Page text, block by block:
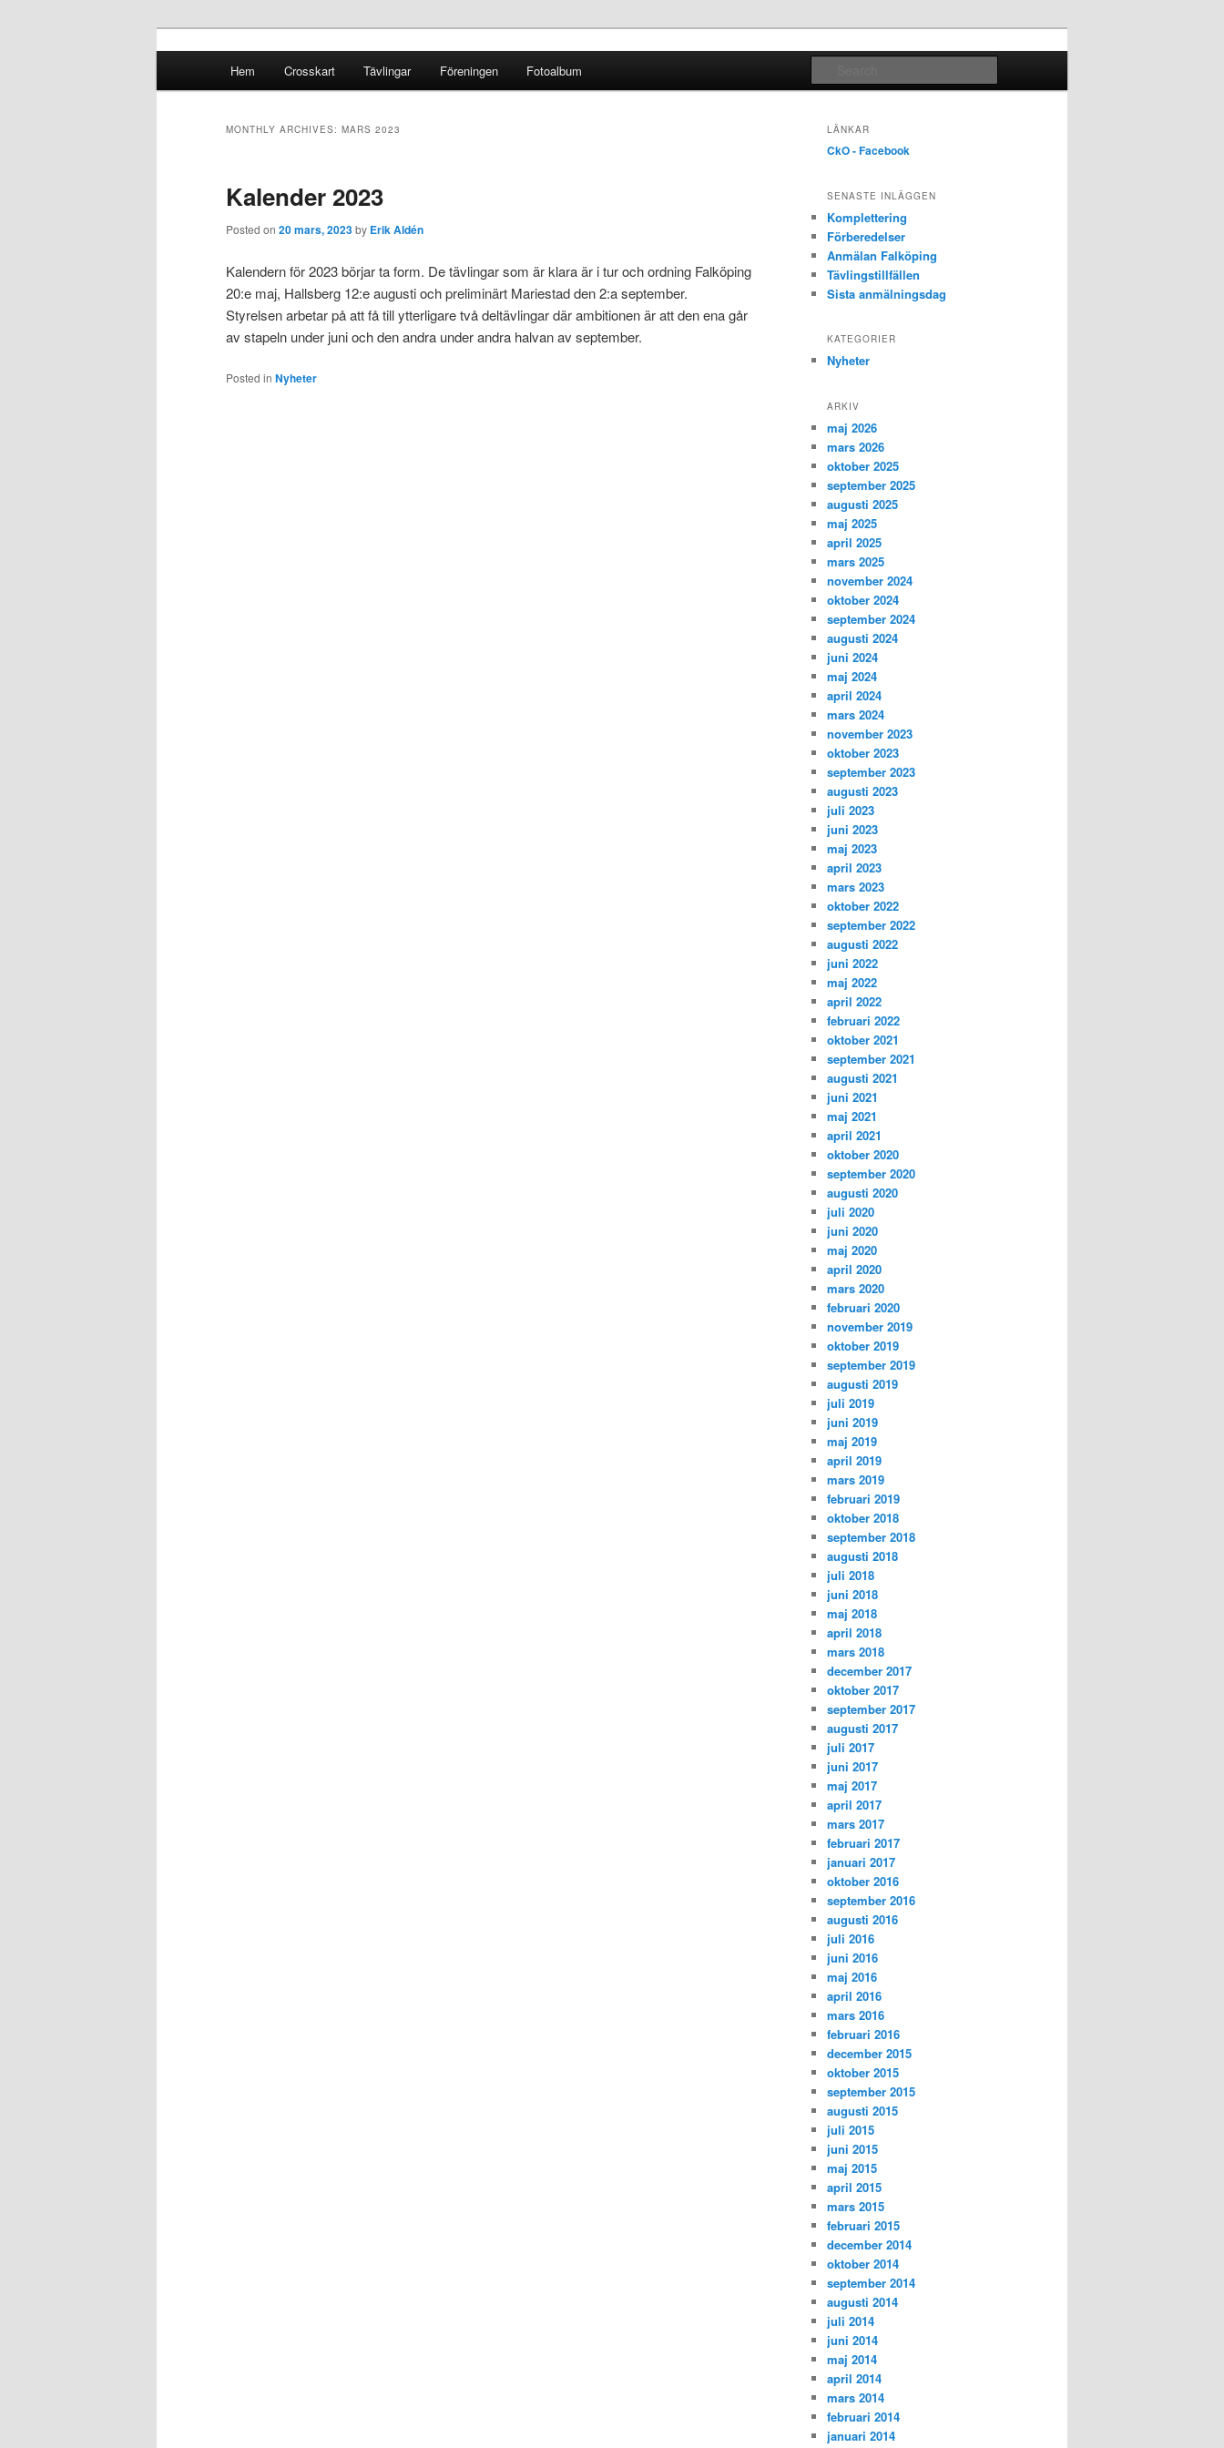
Crosskart Original
Skip to primary content
Skip to secondary content
Hem Crosskart Tävlingar Föreningen Fotoalbum
MONTHLY ARCHIVES: MARS 2023
Kalender 2023
Posted on 20 mars, 2023by Erik Aldén
Kalendern för 2023 börjar ta form. De tävlingar som är klara är i tur och ordning Falköping
20:e maj, Hallsberg 12:e augusti och preliminärt Mariestad den 2:a september.
Styrelsen arbetar på att få till ytterligare två deltävlingar där ambitionen är att den ena går
av stapeln under juni och den andra under andra halvan av september.
Posted in Nyheter
LÄNKAR
CkO - Facebook
SENASTE INLÄGGEN
Komplettering
Förberedelser
Anmälan Falköping
Tävlingstillfällen
Sista anmälningsdag
KATEGORIER
Nyheter
ARKIV
maj 2026
mars 2026
oktober 2025
september 2025
augusti 2025
maj 2025
april 2025
mars 2025
november 2024
oktober 2024
september 2024
augusti 2024
juni 2024
maj 2024
april 2024
mars 2024
november 2023
oktober 2023
september 2023
augusti 2023
juli 2023
juni 2023
maj 2023
april 2023
mars 2023
oktober 2022
september 2022
augusti 2022
juni 2022
maj 2022
april 2022
februari 2022
oktober 2021
september 2021
augusti 2021
juni 2021
maj 2021
april 2021
oktober 2020
september 2020
augusti 2020
juli 2020
juni 2020
maj 2020
april 2020
mars 2020
februari 2020
november 2019
oktober 2019
september 2019
augusti 2019
juli 2019
juni 2019
maj 2019
april 2019
mars 2019
februari 2019
oktober 2018
september 2018
augusti 2018
juli 2018
juni 2018
maj 2018
april 2018
mars 2018
december 2017
oktober 2017
september 2017
augusti 2017
juli 2017
juni 2017
maj 2017
april 2017
mars 2017
februari 2017
januari 2017
oktober 2016
september 2016
augusti 2016
juli 2016
juni 2016
maj 2016
april 2016
mars 2016
februari 2016
december 2015
oktober 2015
september 2015
augusti 2015
juli 2015
juni 2015
maj 2015
april 2015
mars 2015
februari 2015
december 2014
oktober 2014
september 2014
augusti 2014
juli 2014
juni 2014
maj 2014
april 2014
mars 2014
februari 2014
januari 2014